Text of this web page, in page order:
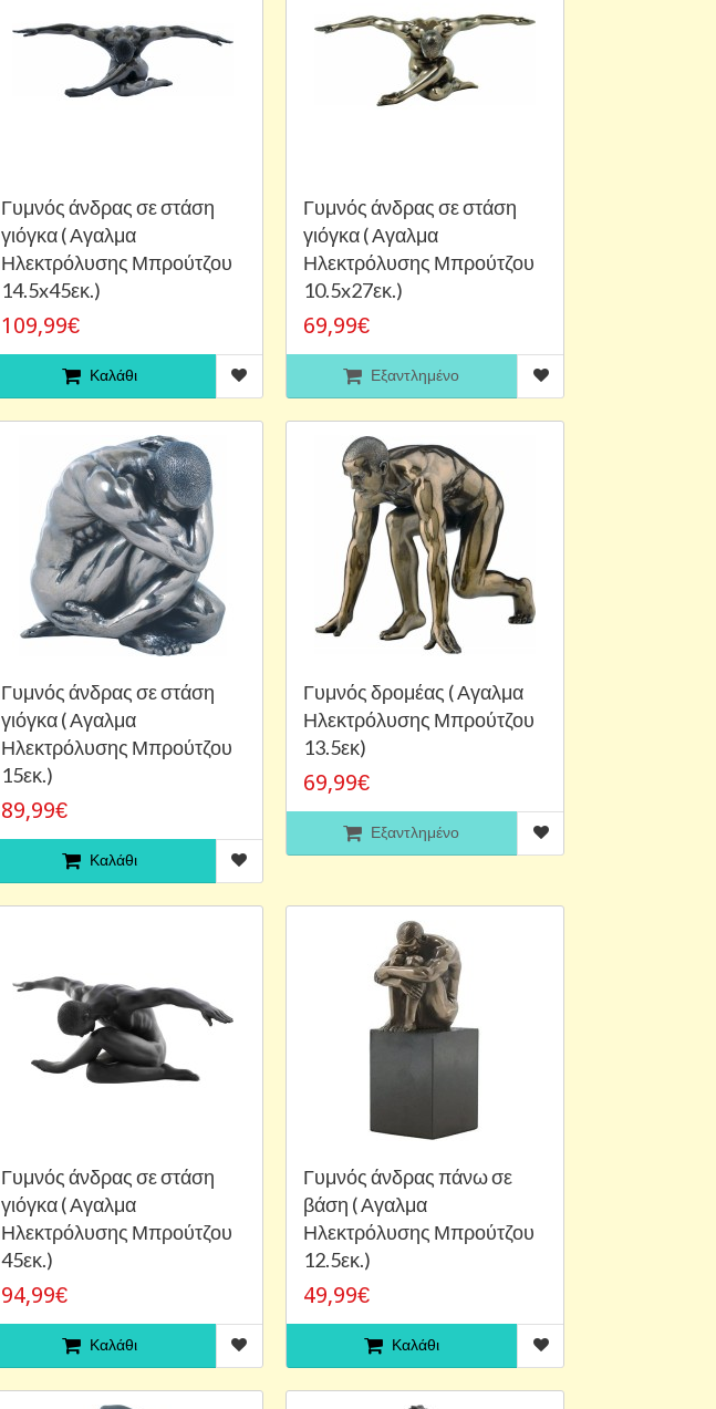
Γυμνός άνδρας σε στάση
γιόγκα ( Αγαλμα
Ηλεκτρόλυσης Μπρούτζου
14.5x45εκ.)
109,99€
Καλάθι
Γυμνός άνδρας σε στάση
γιόγκα ( Αγαλμα
Ηλεκτρόλυσης Μπρούτζου
10.5x27εκ.)
69,99€
Εξαντλημένο
Γυμνός άνδρας σε στάση
γιόγκα ( Αγαλμα
Ηλεκτρόλυσης Μπρούτζου
15εκ.)
89,99€
Καλάθι
Γυμνός δρομέας ( Αγαλμα
Ηλεκτρόλυσης Μπρούτζου
13.5εκ)
69,99€
Εξαντλημένο
Γυμνός άνδρας σε στάση
γιόγκα ( Αγαλμα
Ηλεκτρόλυσης Μπρούτζου
45εκ.)
94,99€
Καλάθι
Γυμνός άνδρας πάνω σε
βάση ( Αγαλμα
Ηλεκτρόλυσης Μπρούτζου
12.5εκ.)
49,99€
Καλάθι